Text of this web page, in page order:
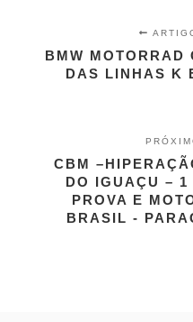
BMW MOTORRAD
DAS LINHAS K
CBM
DO IGUAÇU –
PROVA E
BRASIL -